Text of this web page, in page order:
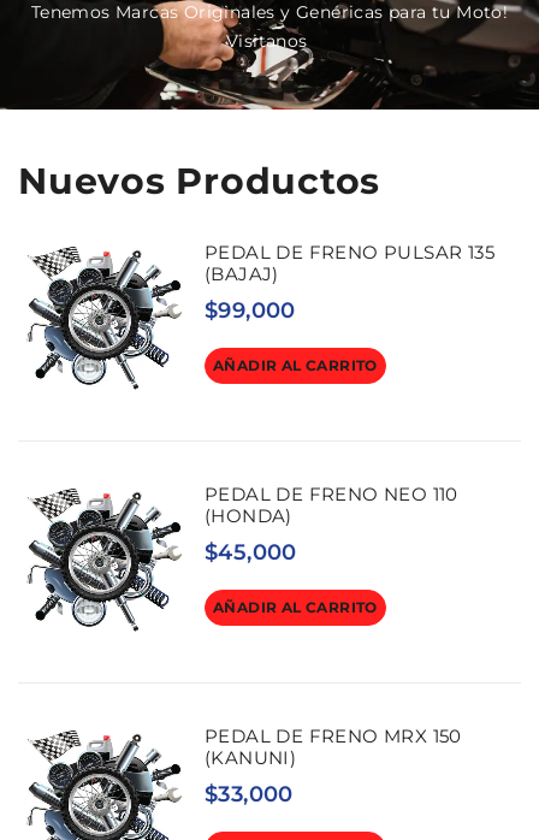
Tenemos Marcas Originales y Genéricas para tu Moto!
Visitanos
Nuevos Productos
PEDAL DE FRENO PULSAR 135
(BAJAJ)
$99,000
AÑADIR AL CARRITO
PEDAL DE FRENO NEO 110
(HONDA)
$45,000
AÑADIR AL CARRITO
PEDAL DE FRENO MRX 150
(KANUNI)
$33,000